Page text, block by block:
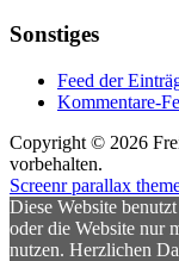
Sonstiges
Feed der
Kommentare-
Copyright © 2026
vorbehalten.
Screenr parallax
Diese Website
oder die Website nur
nutzen. Herzlichen